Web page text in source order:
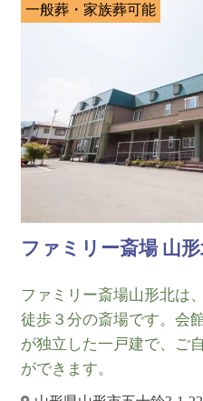
一般葬・家族葬可能
ファミリー斎場 山
ファミリー斎場山形北は
徒歩３分の斎場です。会
が独立した一戸建で、ご
ができます。